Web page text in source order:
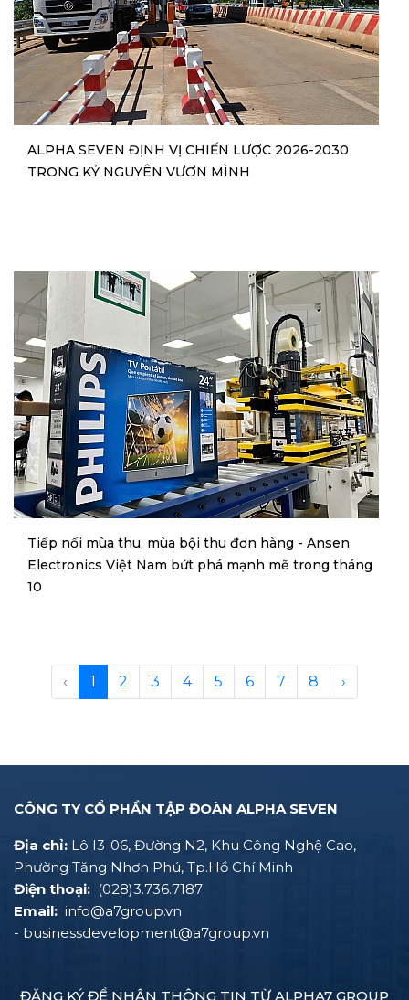
ALPHA SEVEN ĐỊNH VỊ CHIẾN LƯỢC 2026-2030
TRONG KỶ NGUYÊN VƯƠN MÌNH
Tiếp nối mùa thu, mùa bội thu đơn hàng - Ansen
Electronics Việt Nam bứt phá mạnh mẽ trong tháng
10
‹ 1 2 3 4 5 6 7 8 ›
CÔNG TY CỔ PHẦN TẬP ĐOÀN ALPHA SEVEN
Địa chỉ: Lô I3-06, Đường N2, Khu Công Nghệ Cao,
Phường Tăng Nhơn Phú, Tp.Hồ Chí Minh
Điện thoại: (028)3.736.7187
Email: info@a7group.vn
- businessdevelopment@a7group.vn
ĐĂNG KÝ ĐỂ NHẬN THÔNG TIN TỪ ALPHA7 GROUP